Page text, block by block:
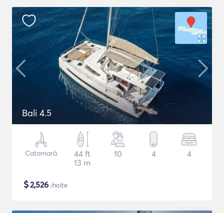
Bali 4.5
Catamarã
44 ft
13 m
10 4 4
$2,526 /noite